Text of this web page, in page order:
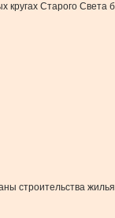
кругах Старого
строительства